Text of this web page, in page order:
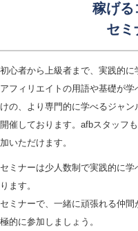
稼げる
セミ
初心者から上級者まで、実践的に
アフィリエイトの用語や基礎が
けの、より専門的に学べるジャ
開催しております。afbスタッフ
加いただけます。
セミナーは少人数制で実践的に
ります。
セミナーで、一緒に頑張れる仲
極的に参加しましょう。